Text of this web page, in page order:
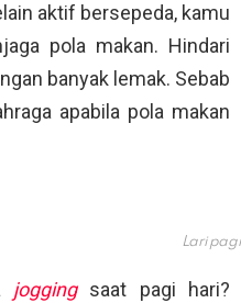
aktif bersepeda, kamu
pola makan. Hindari
banyak lemak. Sebab
apabila pola makan
Lari
jogging saat pagi hari?